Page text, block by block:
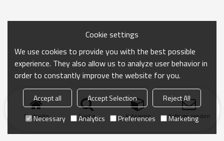
Startseite Suche Kategorie Anfrage senden
Cookie settings
We use cookies to provide you with the best possible
experience. They also allow us to analyze user behavior in
order to constantly improve the website for you.
Accept all Accept Selection
Reject All
Necessary
Analytics Preferences Marketing